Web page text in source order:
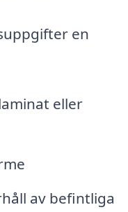
en
eller
av befintliga